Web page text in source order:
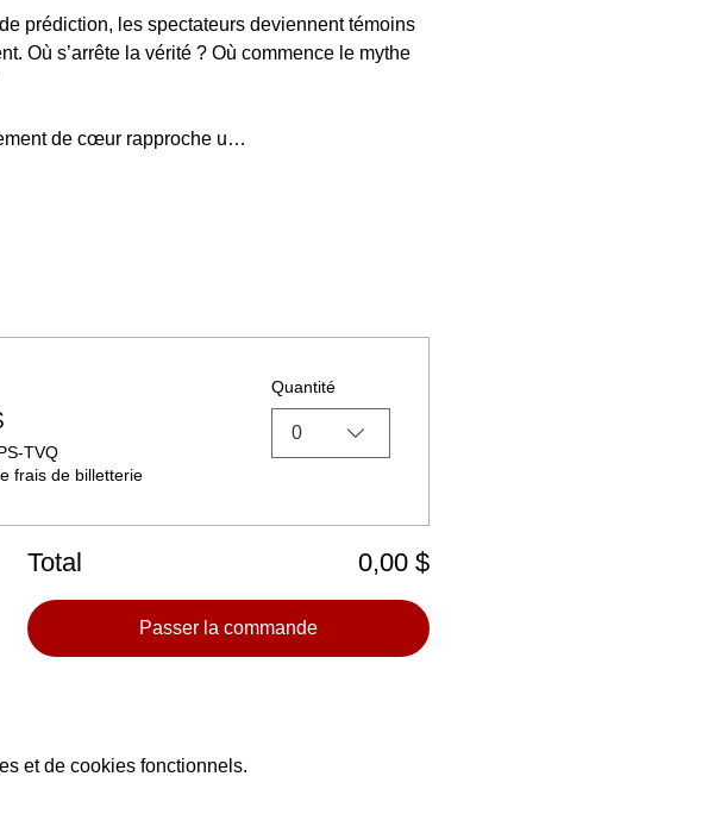
prédiction, les spectateurs deviennent témoins
Où s’arrête la vérité ? Où commence le mythe
de cœur rapproche u…
TVQ
frais de billetterie
Quantité
0
Total 0,00 $
Passer la commande
et de cookies fonctionnels.